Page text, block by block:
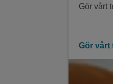
Gör vårt
Gör vårt